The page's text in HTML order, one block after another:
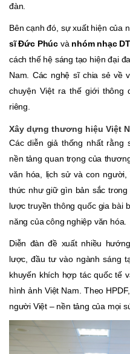
đàn.
Bên cạnh đó, sự xuất hiện của
sĩ Đức Phúcvà nhóm nhạc
cách thế hệ sáng tạo hiện đại
Nam. Các nghệ sĩ chia sẻ về
chuyện Việt ra thế giới thông
riêng.
Xây dựng thương hiệu Việt
Các diễn giả thống nhất rằng
nền tảng quan trọng của
văn hóa, lịch sử và con
thức như giữ gìn bản sắc
lược truyền thông quốc gia bài
năng của công nghiệp văn hóa.
Diễn đàn đề xuất nhiều
lược, đầu tư vào ngành sáng
khuyến khích hợp tác quốc tế
hình ảnh Việt Nam. Theo
người Việt – nền tảng của mọi